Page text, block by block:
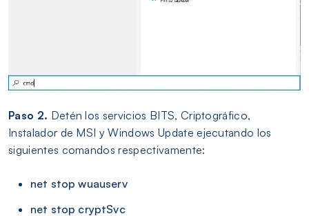
Paso 2. Detén los servicios BITS, Criptográfico,
Instalador de MSI y Windows Update ejecutando los
siguientes comandos respectivamente:
net stop wuauserv
net stop cryptSvc